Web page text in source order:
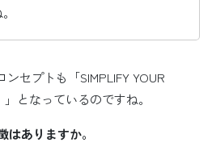
セプトも「SIMPLIFY YOUR
となっているのですね。
ありますか。